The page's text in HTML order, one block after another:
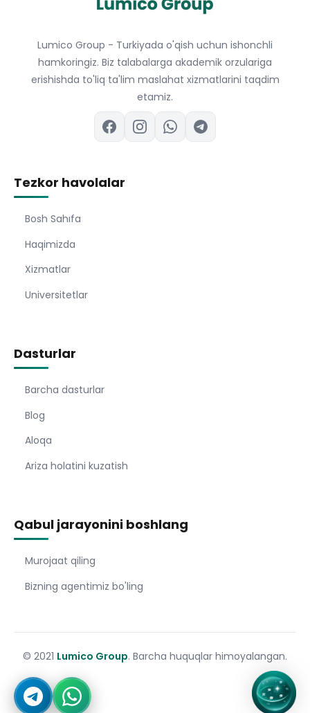
Lumico Group - Turkiyada o'qish uchun ishonchli
hamkoringiz. Biz talabalarga akademik orzulariga
erishishda to'liq ta'lim maslahat xizmatlarini taqdim
etamiz.
Tezkor havolalar
Bosh Sahıfa
Haqimizda
Xizmatlar
Universitetlar
Dasturlar
Barcha dasturlar
Blog
Aloqa
Ariza holatini kuzatish
Qabul jarayonini boshlang
Murojaat qiling
Bizning agentimiz bo'ling
© 2021 Lumico Group. Barcha huquqlar himoyalangan.